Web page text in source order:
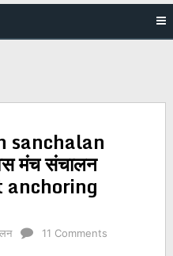
sanchalan
मंच संचालन
anchoring
11 Comments